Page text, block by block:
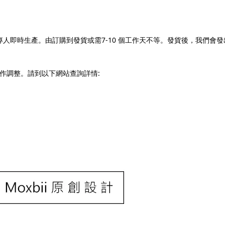
即時生產。由訂購到發貨或需7-10 個工作天不等。發貨後，我們會發
調整。請到以下網站查詢詳情: